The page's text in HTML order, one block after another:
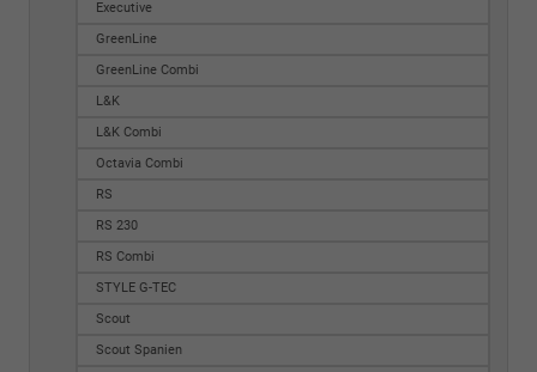
Executive
GreenLine
GreenLine Combi
L&K
L&K Combi
Octavia Combi
RS
RS 230
RS Combi
STYLE G-TEC
Scout
Scout Spanien